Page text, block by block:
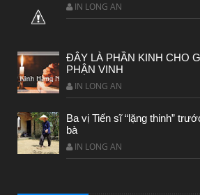
IN LONG AN
ĐÂY LÀ PHẦN KINH CHO
PHẬN VINH
IN LONG AN
Ba vị Tiến sĩ “lặng thinh”
bà
IN LONG AN